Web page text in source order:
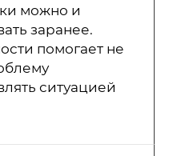
можно и
заранее.
помогает не
ситуацией